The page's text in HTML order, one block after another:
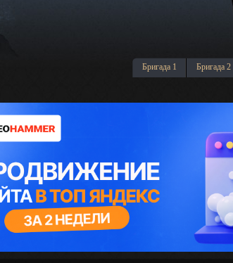
Бригада 1 Бригада 2